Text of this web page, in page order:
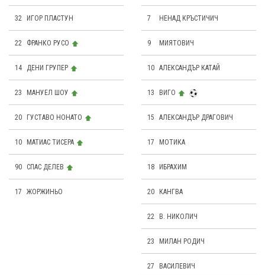
32 ИГОР ПЛАСТУН
22 ФРАНКО РУСО
14 ДЕНИ ГРУПЕР
23 МАНУЕЛ ШОУ
20 ГУСТАВО НОНАТО
10 МАТИАС ТИСЕРА
90 СПАС ДЕЛЕВ
17 ЖОРЖИНЬО
7 НЕНАД КРЪСТИЧИЧ
9 МИЯТОВИЧ
10 АЛЕКСАНДЪР КАТАЙ
13 ВИГО
15 АЛЕКСАНДЪР ДРАГОВИЧ
17 МОТИКА
18 ИБРАХИМ
20 КАНГВА
22 В. НИКОЛИЧ
23 МИЛАН РОДИЧ
27 ВАСИЛЕВИЧ